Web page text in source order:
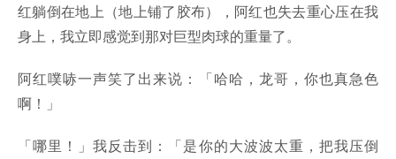
红躺倒在地上（地上铺了胶布），阿红也失去重心压在我
身上，我立即感觉到那对巨型肉球的重量了。
阿红噗哧一声笑了出来说：「哈哈，龙哥，你也真急色
啊！」
「哪里！」我反击到：「是你的大波波太重，把我压倒